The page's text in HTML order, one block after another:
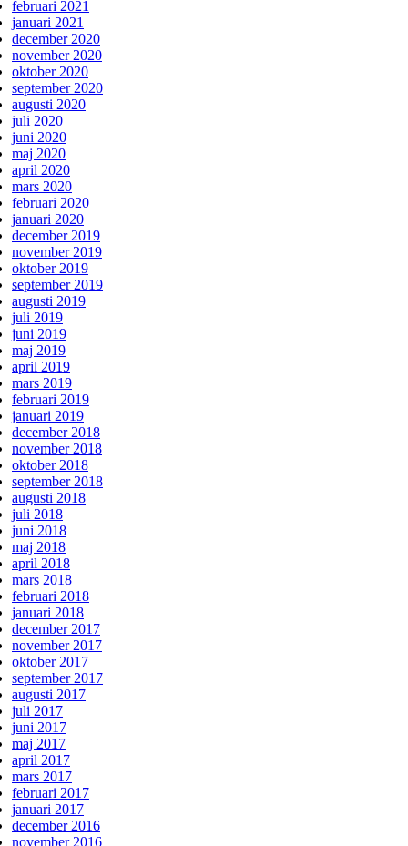
februari 2021
januari 2021
december 2020
november 2020
oktober 2020
september 2020
augusti 2020
juli 2020
juni 2020
maj 2020
april 2020
mars 2020
februari 2020
januari 2020
december 2019
november 2019
oktober 2019
september 2019
augusti 2019
juli 2019
juni 2019
maj 2019
april 2019
mars 2019
februari 2019
januari 2019
december 2018
november 2018
oktober 2018
september 2018
augusti 2018
juli 2018
juni 2018
maj 2018
april 2018
mars 2018
februari 2018
januari 2018
december 2017
november 2017
oktober 2017
september 2017
augusti 2017
juli 2017
juni 2017
maj 2017
april 2017
mars 2017
februari 2017
januari 2017
december 2016
november 2016